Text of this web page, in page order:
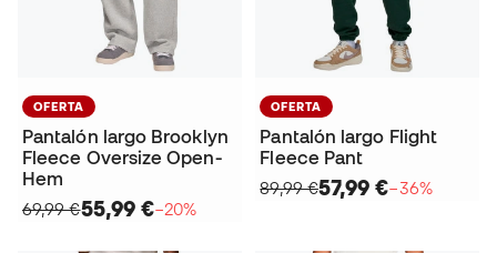
OFERTA
Pantalón largo Brooklyn
Fleece Oversize Open-
Hem
69,99 €55,99 €−20%
OFERTA
Pantalón largo Flight
Fleece Pant
89,99 €57,99 €−36%